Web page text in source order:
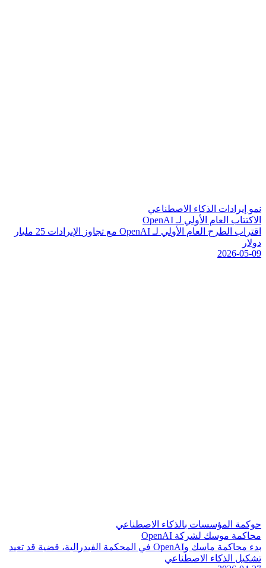
نمو إيرادات الذكاء الاصطناعي
الاكتتاب العام الأولي لـ OpenAI
قتر ب لطر ح لعام لولي لـ OpenAI مع تجاوز لير د ت 25 مليار
دولر
2026-05-09
حوكمة المؤسسات بالذكاء الاصطناعي
محاكمة موسك لشركة OpenAI
بدء محاكمة ماسك و OpenAI في لمحكمة لفيدر لية، قضية قد تعيد
تشكيل لذكاء لصطناعي